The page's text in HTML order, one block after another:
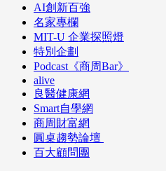
AI創新百強
名家專欄
MIT-U 企業探照燈
特別企劃
Podcast《商周Bar》
alive
良醫健康網
Smart自學網
商周財富網
圓桌趨勢論壇
百大顧問團